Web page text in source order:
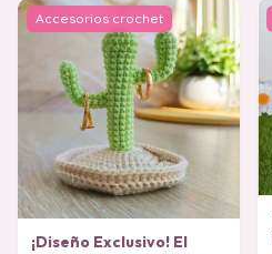
Accesorios crochet
¡Diseño Exclusivo! El